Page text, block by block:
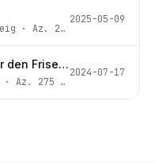
· Az. 272 IN 282/23 b
2025-05-09
Friseur-Innovationen Alles für den Friseur - alles für Ihr Haar GmbH
· Az. 275 IN 104/24 c
2024-07-17